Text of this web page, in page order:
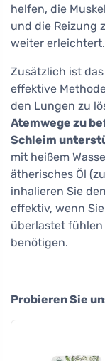
helfen, die
und die Reizung
weiter erleichtert.
Zusätzlich ist das
effektive
den Lungen zu
Atemwege zu
Schleim
mit heißem
ätherisches Öl
inhalieren Sie
effektiv, wenn
überlastet
benötigen.
Probieren Sie